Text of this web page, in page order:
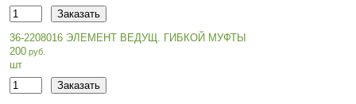
36-2208016 ЭЛЕМЕНТ ВЕДУЩ. ГИБКОЙ МУФТЫ
200
шт